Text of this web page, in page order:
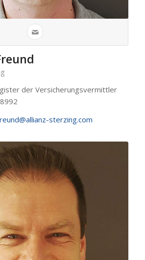
der Versicherungsvermittler
sterzing.com